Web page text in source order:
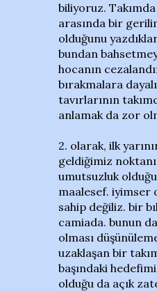
biliyoruz.
arasında bir
olduğunu
bundan
hocanın
bırakmalara
tavırlarının
anlamak da zor
2. olarak, ilk
geldiğimiz
umutsuzluk
maalesef. iyimser
sahip değiliz. bir
camiada. bunun
olması
uzaklaşan bir
başındaki
olduğu da açık